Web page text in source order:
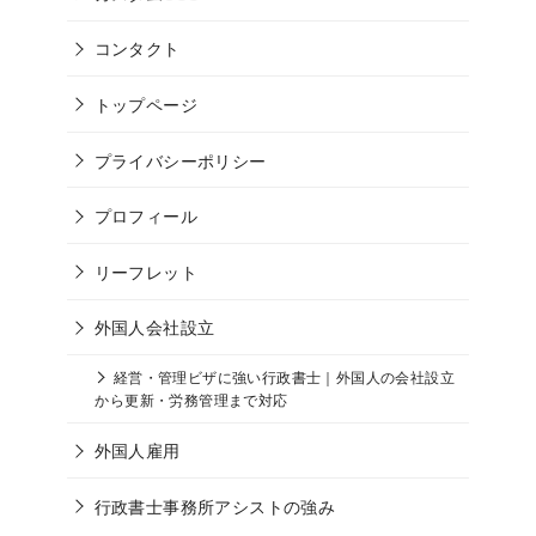
コンタクト
トップページ
プライバシーポリシー
プロフィール
リーフレット
外国人会社設立
経営・管理ビザに強い行政書士｜外国人の会社設立
から更新・労務管理まで対応
外国人雇用
行政書士事務所アシストの強み